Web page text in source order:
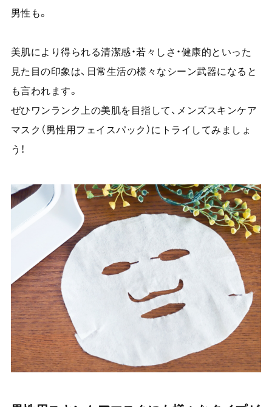
男性も。
美肌により得られる清潔感・若々しさ・健康的といった
見た目の印象は、日常生活の様々なシーン武器になると
も言われます。
ぜひワンランク上の美肌を目指して、メンズスキンケア
マスク（男性用フェイスパック）にトライしてみましょ
う！